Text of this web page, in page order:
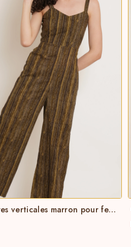
Combinaison à rayures verticales marron pour femme